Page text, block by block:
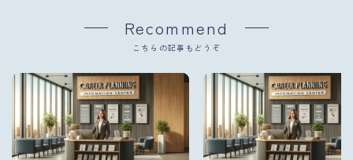
Recommend
こちらの記事もどうぞ